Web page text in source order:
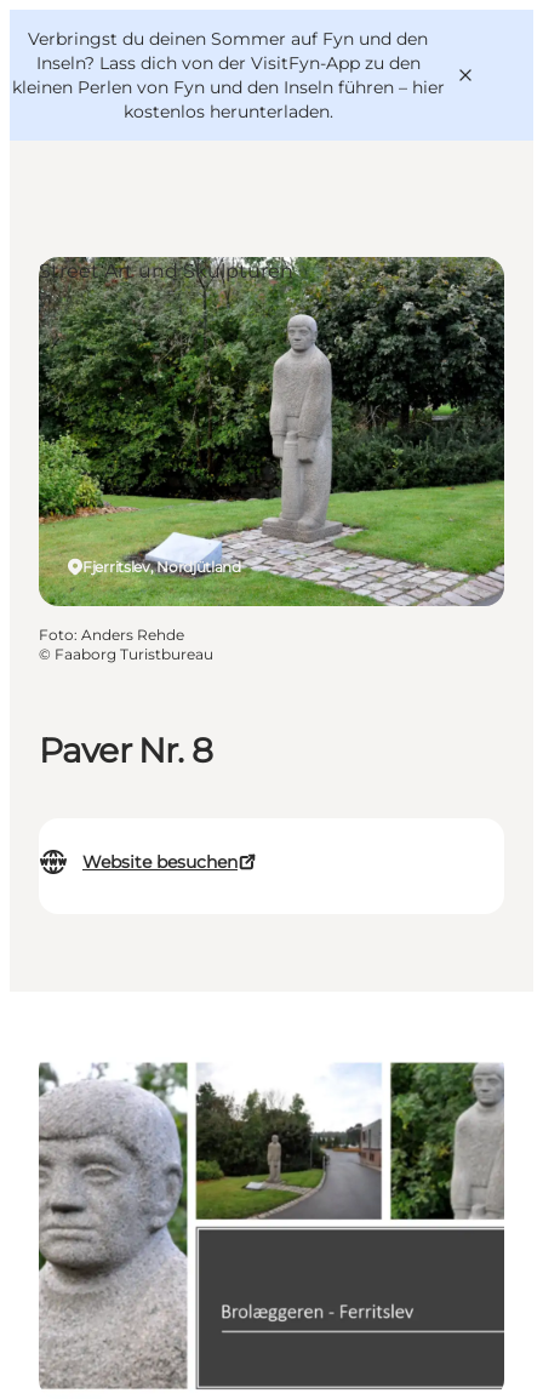
Verbringst du deinen Sommer auf Fyn und den
Inseln? Lass dich von der VisitFyn-App zu den
kleinen Perlen von Fyn und den Inseln führen – hier
kostenlos herunterladen.
Reise Ideen
Outdoor & bike
Essen & trinken
Übernachtung
VisitFyn
Deutsch
Paver Nr. 8
Website besuchen
Fjerritslev, Nordjütland
Street Art und Skulpturen
Foto: Anders Rehde
© Faaborg Turistbureau